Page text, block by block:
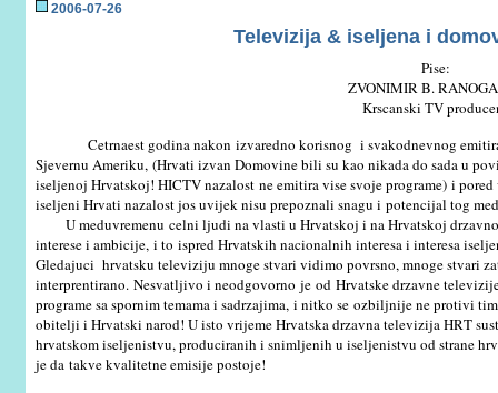
2006-07-26
Televizija & iseljena i
Pise:
ZVONIMIR B.
Krscanski TV
Cetrnaest godina nakon izvaredno korisnog i svakodnevnog
Sjevernu Ameriku, (Hrvati izvan Domovine bili su kao nikada do sada u
iseljenoj Hrvatskoj! HICTV nazalost ne emitira vise svoje programe) i
iseljeni Hrvati nazalost jos uvijek nisu prepoznali snagu i potencijal tog
U meduvremenu celni ljudi na vlasti u Hrvatskoj i na Hrvatskoj
interese i ambicije, i to ispred Hrvatskih nacionalnih interesa i interesa
Gledajuci hrvatsku televiziju mnoge stvari vidimo povrsno, mnoge stvari
interprentirano. Nesvatljivo i neodgovorno je od Hrvatske drzavne
programe sa spornim temama i sadrzajima, i nitko se ozbiljnije ne protivi
obitelji i Hrvatski narod! U isto vrijeme Hrvatska drzavna televizija HRT
hrvatskom iseljenistvu, produciranih i snimljenih u iseljenistvu od strane
je da takve kvalitetne emisije postoje!